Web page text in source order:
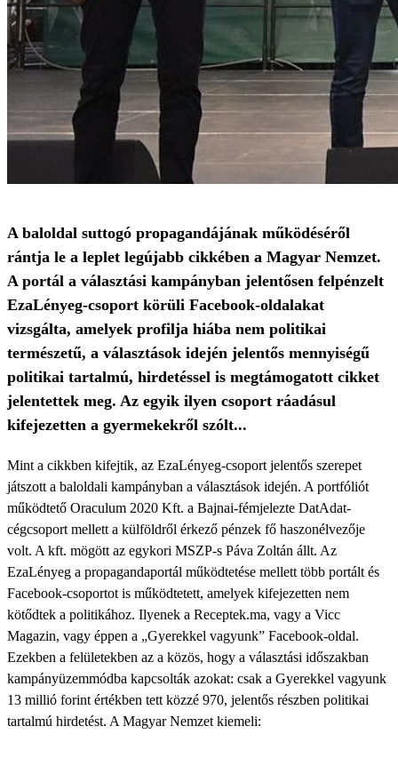
A baloldal suttogó propagandájának működéséről
rántja le a leplet legújabb cikkében a Magyar Nemzet.
A portál a választási kampányban jelentősen felpénzelt
EzaLényeg-csoport körüli Facebook-oldalakat
vizsgálta, amelyek profilja hiába nem politikai
természetű, a választások idején jelentős mennyiségű
politikai tartalmú, hirdetéssel is megtámogatott cikket
jelentettek meg. Az egyik ilyen csoport ráadásul
kifejezetten a gyermekekről szólt...
Mint a cikkben kifejtik, az EzaLényeg-csoport jelentős szerepet
játszott a baloldali kampányban a választások idején. A portfóliót
működtető Oraculum 2020 Kft. a Bajnai-fémjelezte DatAdat-
cégcsoport mellett a külföldről érkező pénzek fő haszonélvezője
volt. A kft. mögött az egykori MSZP-s Páva Zoltán állt. Az
EzaLényeg a propagandaportál működtetése mellett több portált és
Facebook-csoportot is működtetett, amelyek kifejezetten nem
kötődtek a politikához. Ilyenek a Receptek.ma, vagy a Vicc
Magazin, vagy éppen a „Gyerekkel vagyunk” Facebook-oldal.
Ezekben a felületekben az a közös, hogy a választási időszakban
kampányüzemmódba kapcsolták azokat: csak a Gyerekkel vagyunk
13 millió forint értékben tett közzé 970, jelentős részben politikai
tartalmú hirdetést. A Magyar Nemzet kiemeli: